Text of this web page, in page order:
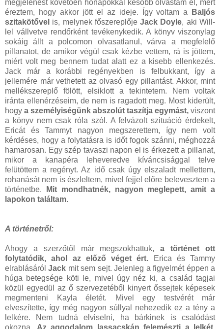
megjelenést követően hónapokkal később olvastam el, mert
éreztem, hogy akkor jött el az ideje. Így voltam a
Baljós
szitakötővel is, melynek főszereplőjeJack Doyle, aki Will-
lel vállvetve rendőrként tevékenykedik. A könyv viszonylag
sokáig állt a polcomon olvasatlanul, várva a megfelelő
pillanatot, de amikor végül csak kézbe vettem, rá is jöttem,
miért volt meg bennem tudat alatt ez a kisebb ellenkezés.
Jack már a korábbi regényekben is felbukkant, így a
jellemére már vethetett az olvasó egy pillantást. Akkor, mint
mellékszereplő fölött, elsiklott a tekintetem. Nem voltak
iránta ellenérzéseim, de nem is ragadott meg. Most kiderült,
hogy a személyiségünk abszolút taszítja egymást, viszont
a könyv nem csak róla szól. A felvázolt szituáció érdekelt,
Ericát és Tammyt nagyon megszerettem, így nem volt
kérdéses, hogy a folytatásra is időt fogok szánni, méghozzá
hamarosan. Egy szép tavaszi napon el is érkezett a pillanat,
mikor a kanapéra leheveredve kíváncsisággal telve
felütöttem a regényt. Az idő csak úgy elszaladt mellettem,
rohanását nem is észleltem, mivel fejjel előre belevesztem a
történetbe. Mit mondhatnék, nagyon meglepett, amit a
lapokon találtam.
A történetről:
Ahogy a szerzőtől már megszokhattuk,a történet ott
folytatódik, ahol az előző véget ért.
Erica és Tammy
elrablásárólJack mit sem sejt. Jelenleg a figyelmét éppen a
húga betegsége köti le, mivel úgy néz ki, a család tagjai
közül egyedül az ő szervezetéből kinyert őssejtek képesek
megmenteni Kayla életét. Mivel egy testvérét már
elveszítette, így még nagyon súllyal nehezedik ez a tény a
lelkére. Nem tudná elviselni, ha bárkinek is csalódást
okozna. Az aggodalom lassacskán felemészti a lelkét.